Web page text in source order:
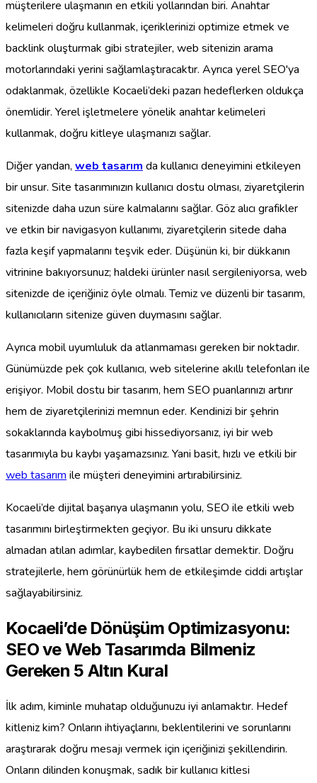
müşterilere ulaşmanın en etkili yollarından biri. Anahtar
kelimeleri doğru kullanmak, içeriklerinizi optimize etmek ve
backlink oluşturmak gibi stratejiler, web sitenizin arama
motorlarındaki yerini sağlamlaştıracaktır. Ayrıca yerel SEO'ya
odaklanmak, özellikle Kocaeli’deki pazarı hedeflerken oldukça
önemlidir. Yerel işletmelere yönelik anahtar kelimeleri
kullanmak, doğru kitleye ulaşmanızı sağlar.
Diğer yandan, web tasarım da kullanıcı deneyimini etkileyen
bir unsur. Site tasarımınızın kullanıcı dostu olması, ziyaretçilerin
sitenizde daha uzun süre kalmalarını sağlar. Göz alıcı grafikler
ve etkin bir navigasyon kullanımı, ziyaretçilerin sitede daha
fazla keşif yapmalarını teşvik eder. Düşünün ki, bir dükkanın
vitrinine bakıyorsunuz; haldeki ürünler nasıl sergileniyorsa, web
sitenizde de içeriğiniz öyle olmalı. Temiz ve düzenli bir tasarım,
kullanıcıların sitenize güven duymasını sağlar.
Ayrıca mobil uyumluluk da atlanmaması gereken bir noktadır.
Günümüzde pek çok kullanıcı, web sitelerine akıllı telefonları ile
erişiyor. Mobil dostu bir tasarım, hem SEO puanlarınızı artırır
hem de ziyaretçilerinizi memnun eder. Kendinizi bir şehrin
sokaklarında kaybolmuş gibi hissediyorsanız, iyi bir web
tasarımıyla bu kaybı yaşamazsınız. Yani basit, hızlı ve etkili bir
web tasarım ile müşteri deneyimini artırabilirsiniz.
Kocaeli’de dijital başarıya ulaşmanın yolu, SEO ile etkili web
tasarımını birleştirmekten geçiyor. Bu iki unsuru dikkate
almadan atılan adımlar, kaybedilen fırsatlar demektir. Doğru
stratejilerle, hem görünürlük hem de etkileşimde ciddi artışlar
sağlayabilirsiniz.
Kocaeli’de Dönüşüm Optimizasyonu:
SEO ve Web Tasarımda Bilmeniz
Gereken 5 Altın Kural
İlk adım, kiminle muhatap olduğunuzu iyi anlamaktır. Hedef
kitleniz kim? Onların ihtiyaçlarını, beklentilerini ve sorunlarını
araştırarak doğru mesajı vermek için içeriğinizi şekillendirin.
Onların dilinden konuşmak, sadık bir kullanıcı kitlesi